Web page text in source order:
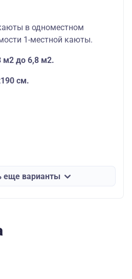
в одноместном
1-местной каюты.
м2 до 6,8 м2.
см.
еще варианты